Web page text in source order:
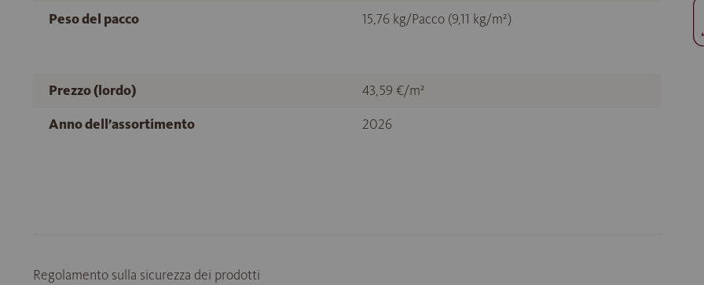
Peso del pacco
15,76 kg/Pacco (9,11 kg/m²)
Prezzo (lordo)
43,59 €/m²
Anno dell’assortimento
2026
Regolamento sulla sicurezza dei prodotti